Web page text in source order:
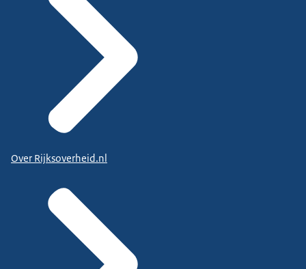
Over Rijksoverheid.nl